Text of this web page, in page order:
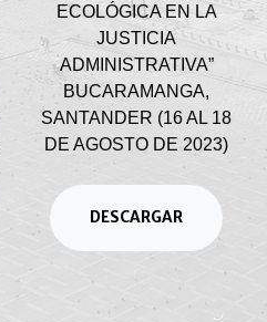
ECOLÓGICA EN LA
JUSTICIA
ADMINISTRATIVA”
BUCARAMANGA,
SANTANDER (16 AL 18
DE AGOSTO DE 2023)
DESCARGAR